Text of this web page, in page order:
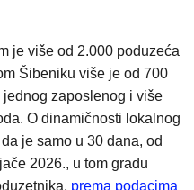
je više od 2.000 poduzeća
Šibeniku više je od 700
zaposlenog i više
O dinamičnosti lokalnog
je samo u 30 dana, od
2026., u tom gradu
prema podacima